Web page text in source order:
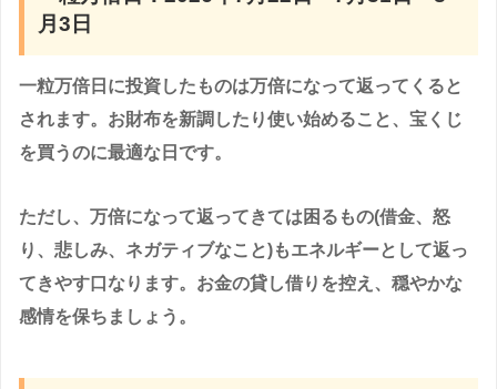
月3日
一粒万倍日に投資したものは万倍になって返ってくると
されます。お財布を新調したり使い始めること、宝くじ
を買うのに最適な日です。
ただし、万倍になって返ってきては困るもの(借金、怒
り、悲しみ、ネガティブなこと)もエネルギーとして返っ
てきやす口なります。お金の貸し借りを控え、穏やかな
感情を保ちましょう。